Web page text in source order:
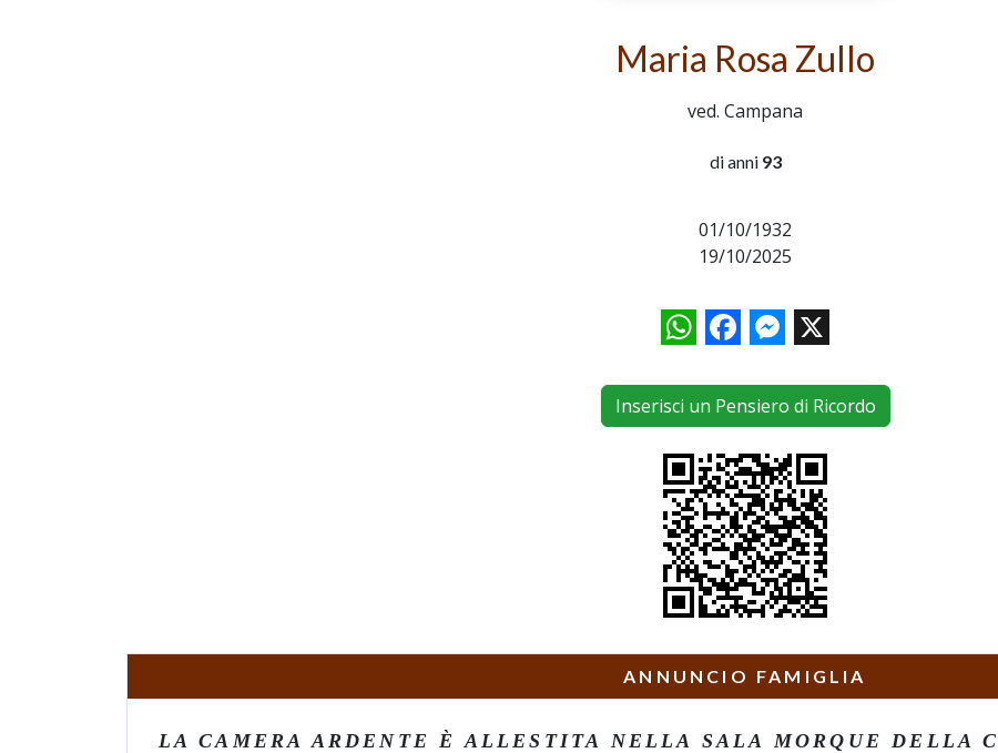
Maria Rosa Zullo
ved. Campana
di anni 93
01/10/1932
19/10/2025
WhatsAppFacebookMessenger
X
Inserisci un Pensiero di Ricordo
ANNUNCIO FAMIGLIA
LA CAMERA ARDENTE È ALLESTITA NELLA SALA MORQUE